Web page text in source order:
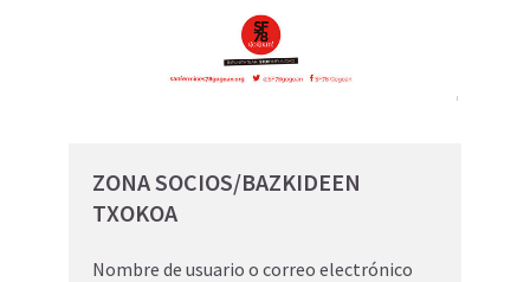
ZONA SOCIOS/BAZKIDEEN
TXOKOA
Nombre de usuario o correo electrónico